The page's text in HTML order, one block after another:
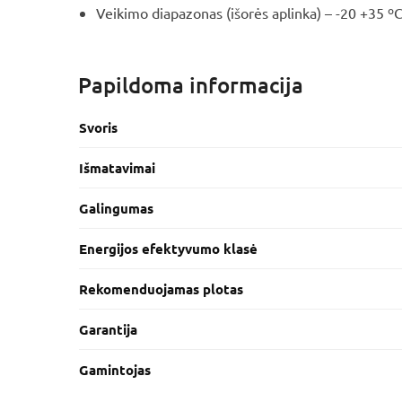
Veikimo diapazonas (išorės aplinka) – -20 +35
Papildoma informacija
Svoris
Išmatavimai
Galingumas
Energijos efektyvumo klasė
Rekomenduojamas plotas
Garantija
Gamintojas